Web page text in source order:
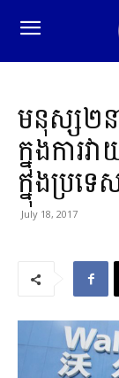
មនុស្ស២
ក្នុងការ
ក្នុងប្រទ
July 18, 2017